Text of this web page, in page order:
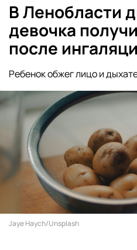
В Ленобласти
девочка
после
Ребенок обжег лицо и
Jaye Haych/Unsplash